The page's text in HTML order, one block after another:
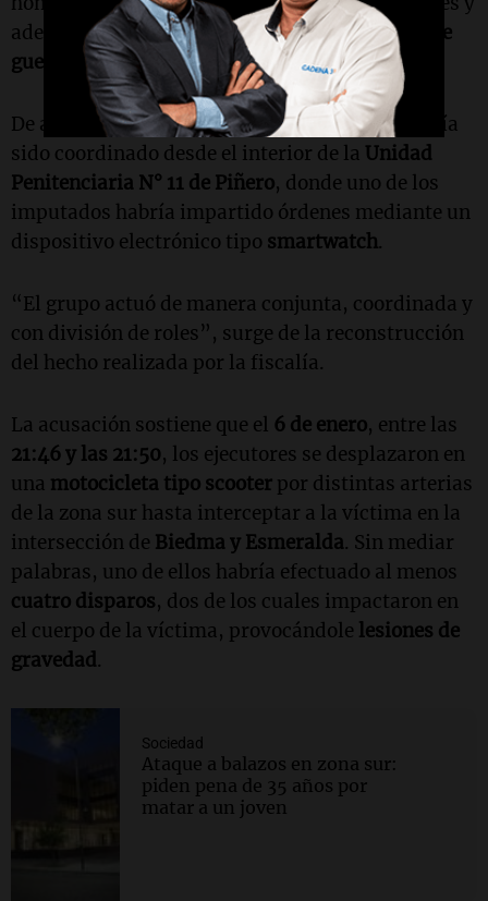
ademásportación ilegítima de arma de fuego de
guerra
, en calidad de coautor.
De acuerdo con la investigación, el ataque habría
sido coordinado desde el interior de la Unidad
Penitenciaria N° 11 de Piñero, donde uno de los
imputados habría impartido órdenes mediante un
dispositivo electrónico tipo smartwatch.
“El grupo actuó de manera conjunta, coordinada y
con división de roles”, surge de la reconstrucción
del hecho realizada por la fiscalía.
La acusación sostiene que el 6 de enero, entre las
21:46 y las 21:50, los ejecutores se desplazaron en
una motocicleta tipo scooter por distintas arterias
de la zona sur hasta interceptar a la víctima en la
intersección de Biedma y Esmeralda. Sin mediar
palabras, uno de ellos habría efectuado al menos
cuatro disparos, dos de los cuales impactaron en
el cuerpo de la víctima, provocándole lesiones de
gravedad .
Sociedad
Ataque a balazos en zona sur:
piden pena de 35 años por
matar a un joven